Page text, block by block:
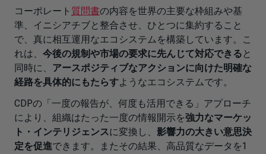
コーポレート 質問書の内容を世界の主要な枠組みや基
準、イニシアチブと整合させ、ひとつに集約すること
で、真に相互運用なエコシステムを構築しています。こ
れは、 今後の規制や市場の要求に先んじて対応できる と
同時に、 アースポジティブなアクションに向けた明確な
経路を具体的にもたらすようなエコシステムです。
CDPの「一度の報告が、何度も活用できる」アプローチ
により、組織はたった一度の情報開示を強力なマーケッ
ト・インテリジェンスに変換し、 影響力の大きい意思決
定を促進できます。またその結果、高品質なデータを1